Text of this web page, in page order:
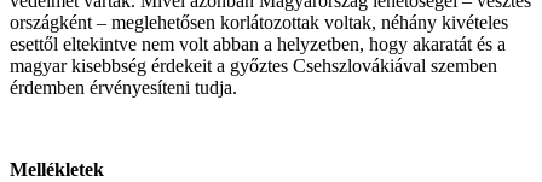
országként – meglehetősen korlátozottak voltak, néhány kivételes
esettől eltekintve nem volt abban a helyzetben, hogy akaratát és a
magyar kisebbség érdekeit a győztes Csehszlovákiával szemben
érdemben érvényesíteni tudja.
Mellékletek